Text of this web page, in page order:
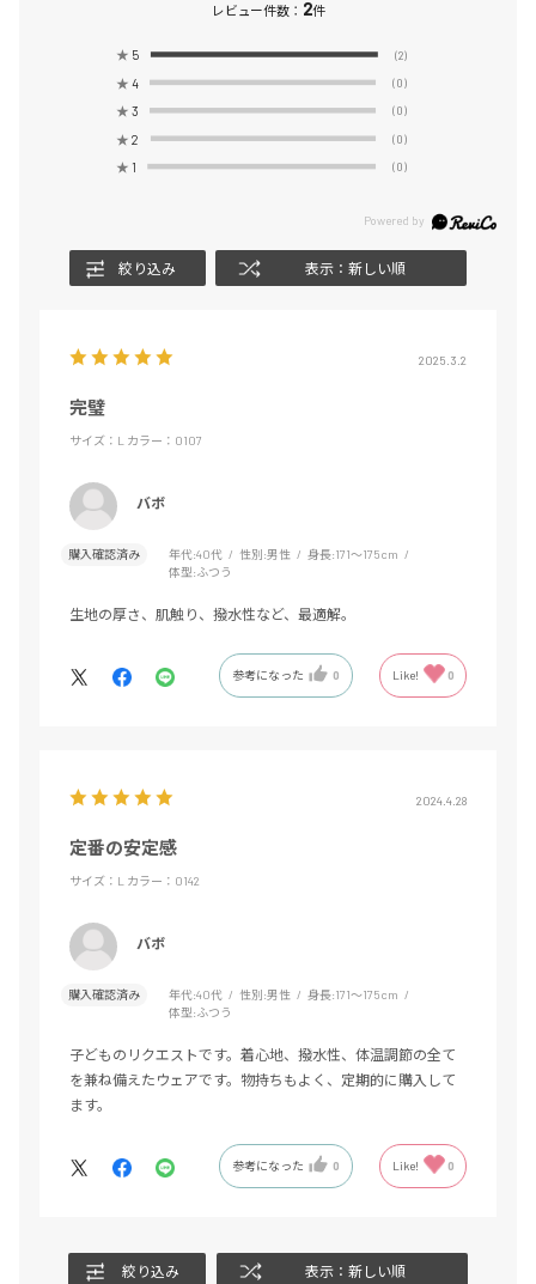
レビュー件数： 2件
★ 5 (2)
★ 4 (0)
★ 3 (0)
★ 2 (0)
★ 1 (0)
絞り込み 表示：新しい順
2025.3.2
完璧
サイズ：L カラー：0107
バボ
購入確認済み 年代:40代 性別:男性 身長:171～175cm
体型:ふつう
生地の厚さ、肌触り、撥水性など、最適解。
参考になった 0 Like! 0
2024.4.28
定番の安定感
サイズ：L カラー：0142
バボ
購入確認済み 年代:40代 性別:男性 身長:171～175cm
体型:ふつう
子どものリクエストです。着心地、撥水性、体温調節の全て
を兼ね備えたウェアです。物持ちもよく、定期的に購入して
ます。
参考になった 0 Like! 0
絞り込み 表示：新しい順